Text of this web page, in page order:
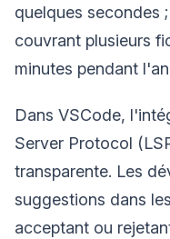
quelques secondes
couvrant plusieurs
minutes pendant
Dans VSCode,
Server Protocol
transparente. Les
suggestions dans
acceptant ou